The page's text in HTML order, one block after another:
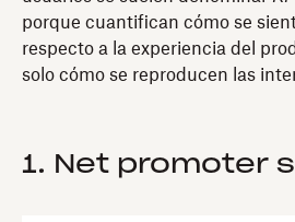
porque cuantifican cómo se
respecto a la experiencia del
solo cómo se reproducen las
1. Net promoter